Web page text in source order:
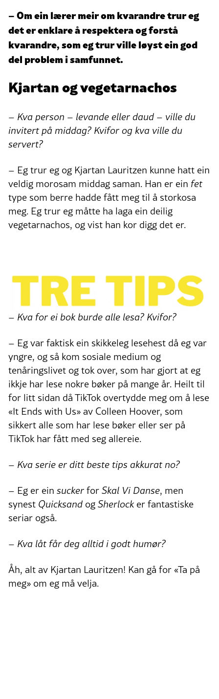
– Om ein lærer meir om kvarandre trur eg
det er enklare å respektera og forstå
kvarandre, som eg trur ville løyst ein god
del problem i samfunnet.
Kjartan og vegetarnachos
– Kva person – levande eller daud – ville du
invitert på middag? Kvifor og kva ville du
servert?
– Eg trur eg og Kjartan Lauritzen kunne hatt ein
veldig morosam middag saman. Han er ein fet
type som berre hadde fått meg til å storkosa
meg. Eg trur eg måtte ha laga ein deilig
vegetarnachos, og vist han kor digg det er.
– Kva for ei bok burde alle lesa? Kvifor?
– Eg var faktisk ein skikkeleg lesehest då eg var
yngre, og så kom sosiale medium og
tenåringslivet og tok over, som har gjort at eg
ikkje har lese nokre bøker på mange år. Heilt til
for litt sidan då TikTok overtydde meg om å lese
«It Ends with Us» av Colleen Hoover, som
sikkert alle som har lese bøker eller ser på
TikTok har fått med seg allereie.
– Kva serie er ditt beste tips akkurat no?
– Eg er ein suckerforSkal Vi Danse, men
synest Quicksand ogSherlocker fantastiske
seriar også.
– Kva låt får deg alltid i godt humør?
Åh, alt av Kjartan Lauritzen! Kan gå for «Ta på
meg» om eg må velja.